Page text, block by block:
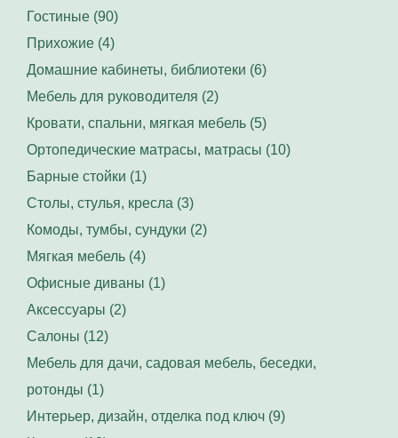
Гостиные (90)
Прихожие (4)
Домашние кабинеты, библиотеки (6)
Мебель для руководителя (2)
Кровати, спальни, мягкая мебель (5)
Ортопедические матрасы, матрасы (10)
Барные стойки (1)
Столы, стулья, кресла (3)
Комоды, тумбы, сундуки (2)
Мягкая мебель (4)
Офисные диваны (1)
Аксессуары (2)
Салоны (12)
Мебель для дачи, садовая мебель, беседки,
ротонды (1)
Интерьер, дизайн, отделка под ключ (9)